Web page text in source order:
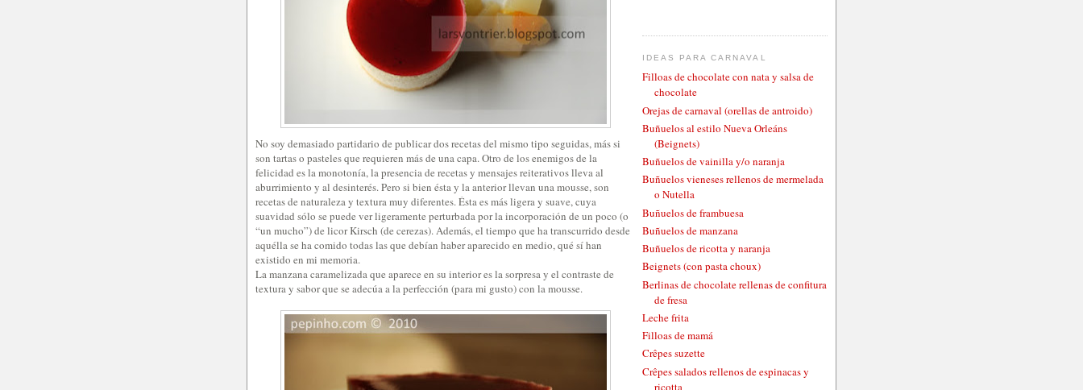
No soy demasiado partidario de publicar dos recetas del mismo tipo seguidas, más si
son tartas o pasteles que requieren más de una capa. Otro de los enemigos de la
felicidad es la monotonía, la presencia de recetas y mensajes reiterativos lleva al
aburrimiento y al desinterés. Pero si bien ésta y la anterior llevan una mousse, son
recetas de naturaleza y textura muy diferentes. Ésta es más ligera y suave, cuya
suavidad sólo se puede ver ligeramente perturbada por la incorporación de un poco (o
“un mucho”) de licor Kirsch (de cerezas). Además, el tiempo que ha transcurrido desde
aquélla se ha comido todas las que debían haber aparecido en medio, qué sí han
existido en mi memoria.
La manzana caramelizada que aparece en su interior es la sorpresa y el contraste de
textura y sabor que se adecúa a la perfección (para mi gusto) con la mousse.
IDEAS PARA CARNAVAL
Filloas de chocolate con nata y salsa de
chocolate
Orejas de carnaval (orellas de antroido)
Buñuelos al estilo Nueva Orleáns
(Beignets)
Buñuelos de vainilla y/o naranja
Buñuelos vieneses rellenos de mermelada
o Nutella
Buñuelos de frambuesa
Buñuelos de manzana
Buñuelos de ricotta y naranja
Beignets (con pasta choux)
Berlinas de chocolate rellenas de confitura
de fresa
Leche frita
Filloas de mamá
Crêpes suzette
Crêpes salados rellenos de espinacas y
ricotta